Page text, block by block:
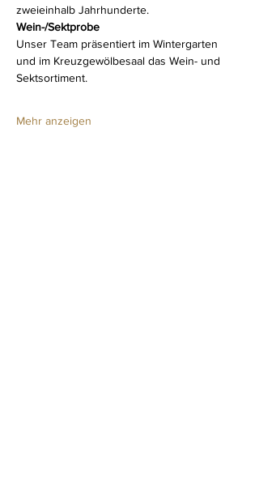
zweieinhalb Jahrhunderte.
Wein-/Sektprobe
Unser Team präsentiert im Wintergarten
und im Kreuzgewölbesaal das Wein- und
Sektsortiment.
Mehr anzeigen